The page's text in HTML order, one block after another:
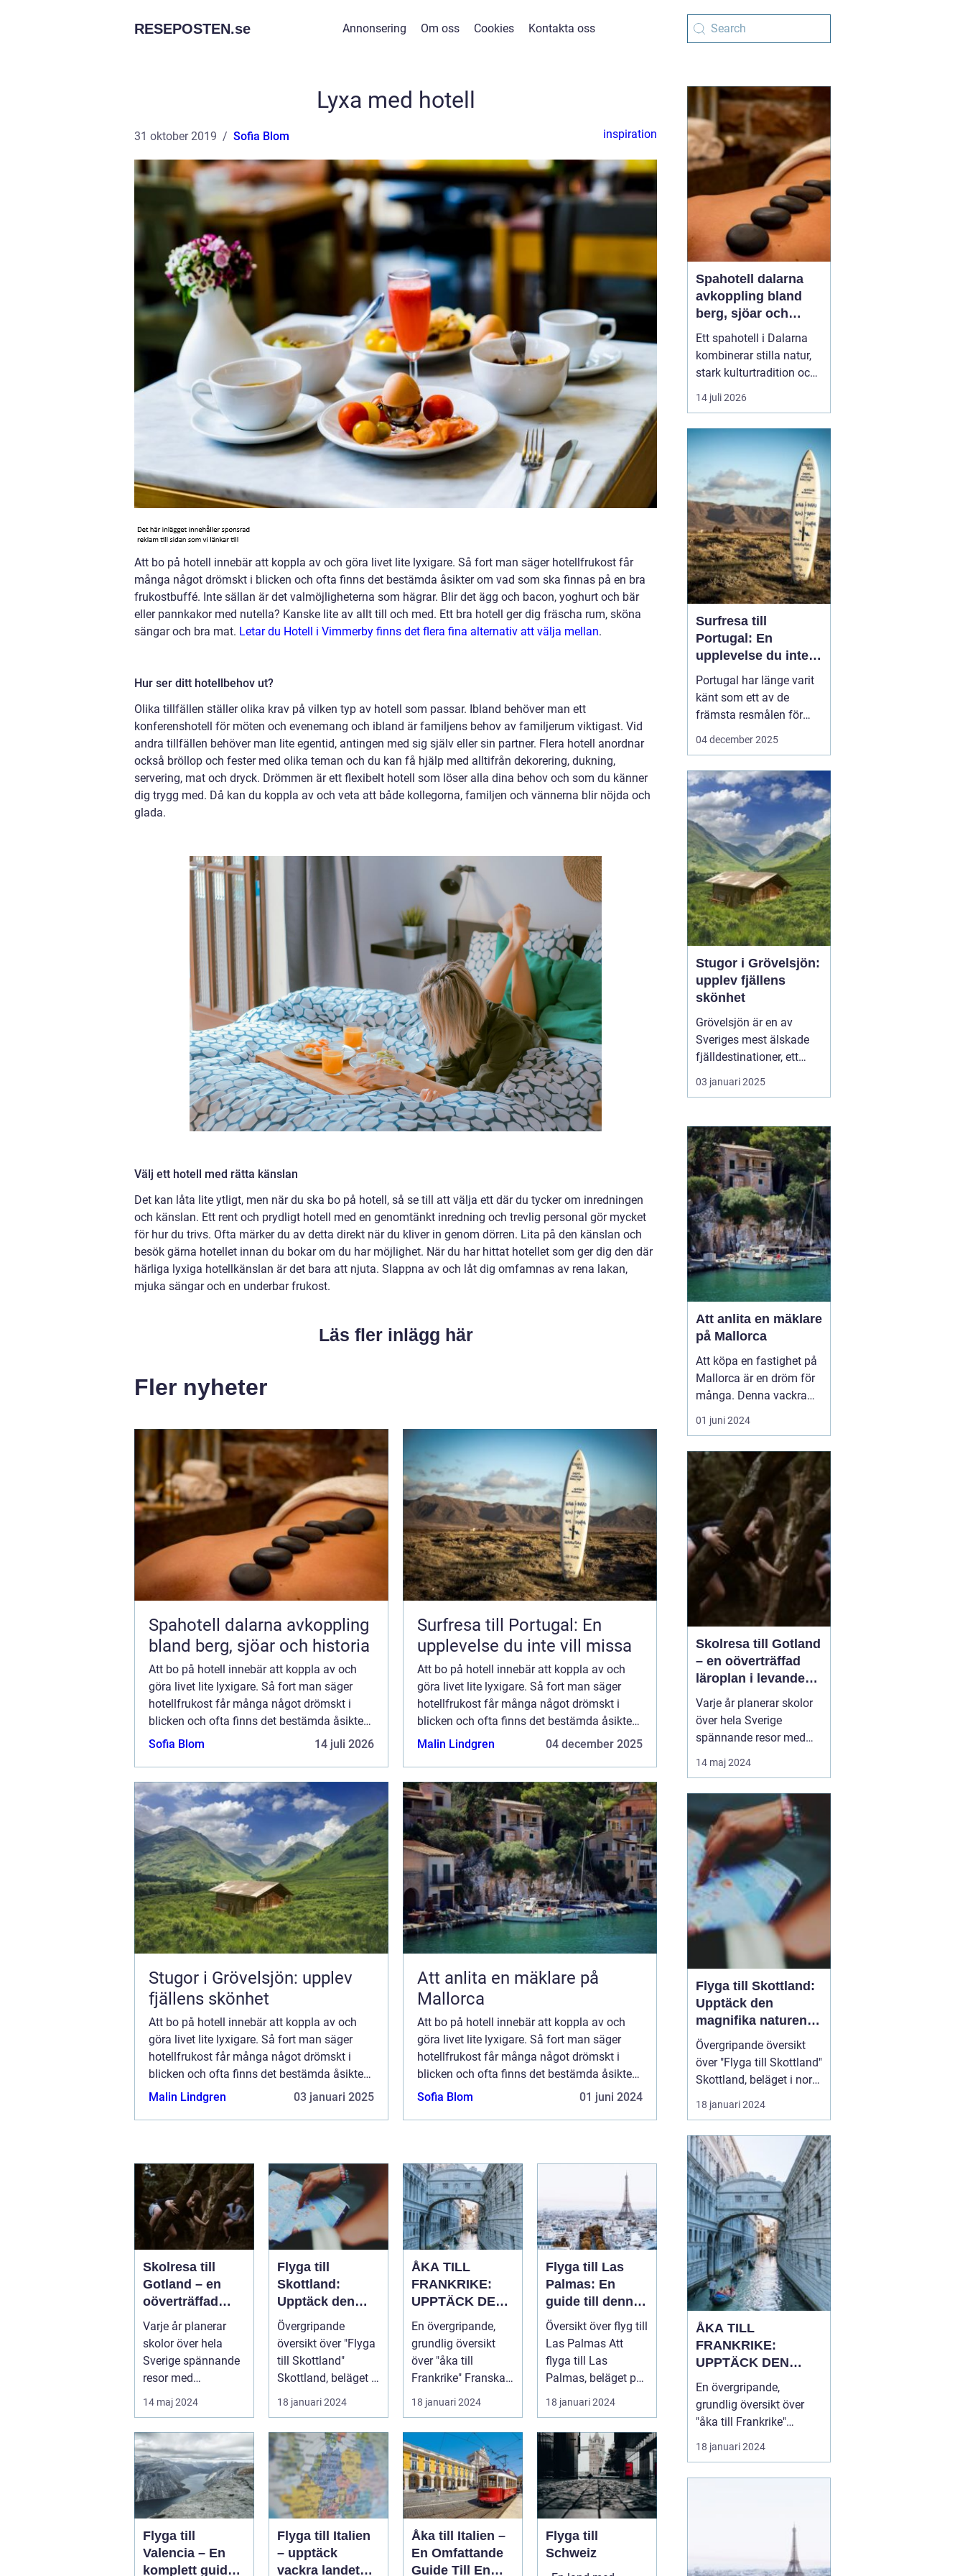
RESEPOSTEN.se Annonsering Om oss Cookies Kontakta oss
Lyxa med hotell
31 oktober 2019 Sofia Blom inspiration
Att bo på hotell innebär att koppla av och göra livet lite lyxigare. Så fort man säger hotellfrukost får
många något drömskt i blicken och ofta finns det bestämda åsikter om vad som ska finnas på en bra
frukostbuffé. Inte sällan är det valmöjligheterna som hägrar. Blir det ägg och bacon, yoghurt och bär
eller pannkakor med nutella? Kanske lite av allt till och med. Ett bra hotell ger dig fräscha rum, sköna
sängar och bra mat. Letar du Hotell i Vimmerby finns det flera fina alternativ att välja mellan.
Hur ser ditt hotellbehov ut?
Olika tillfällen ställer olika krav på vilken typ av hotell som passar. Ibland behöver man ett
konferenshotell för möten och evenemang och ibland är familjens behov av familjerum viktigast. Vid
andra tillfällen behöver man lite egentid, antingen med sig själv eller sin partner. Flera hotell anordnar
också bröllop och fester med olika teman och du kan få hjälp med alltifrån dekorering, dukning,
servering, mat och dryck. Drömmen är ett flexibelt hotell som löser alla dina behov och som du känner
dig trygg med. Då kan du koppla av och veta att både kollegorna, familjen och vännerna blir nöjda och
glada.
Välj ett hotell med rätta känslan
Det kan låta lite ytligt, men när du ska bo på hotell, så se till att välja ett där du tycker om inredningen
och känslan. Ett rent och prydligt hotell med en genomtänkt inredning och trevlig personal gör mycket
för hur du trivs. Ofta märker du av detta direkt när du kliver in genom dörren. Lita på den känslan och
besök gärna hotellet innan du bokar om du har möjlighet. När du har hittat hotellet som ger dig den där
härliga lyxiga hotellkänslan är det bara att njuta. Slappna av och låt dig omfamnas av rena lakan,
mjuka sängar och en underbar frukost.
Läs fler inlägg här
Fler nyheter
Spahotell dalarna avkoppling
bland berg, sjöar och historia
Att bo på hotell innebär att koppla av och
göra livet lite lyxigare. Så fort man säger
hotellfrukost får många något drömskt i
blicken och ofta finns det bestämda åsikter
om vad som ska fin...
Sofia Blom 14 juli 2026
Surfresa till Portugal: En
upplevelse du inte vill missa
Att bo på hotell innebär att koppla av och
göra livet lite lyxigare. Så fort man säger
hotellfrukost får många något drömskt i
blicken och ofta finns det bestämda åsikter
om vad som ska fin...
Malin Lindgren 04 december 2025
Stugor i Grövelsjön: upplev
fjällens skönhet
Att bo på hotell innebär att koppla av och
göra livet lite lyxigare. Så fort man säger
hotellfrukost får många något drömskt i
blicken och ofta finns det bestämda åsikter
om vad som ska fin...
Malin Lindgren 03 januari 2025
Att anlita en mäklare på
Mallorca
Att bo på hotell innebär att koppla av och
göra livet lite lyxigare. Så fort man säger
hotellfrukost får många något drömskt i
blicken och ofta finns det bestämda åsikter
om vad som ska fin...
Sofia Blom 01 juni 2024
Skolresa till
Gotland – en
oöverträffad
läroplan i
levande historia
Varje år planerar
skolor över hela
Sverige spännande
resor med
pedagogiska inslag,
14 maj 2024
Flyga till
Skottland:
Upptäck den
magnifika
naturen och rika
historien
Övergripande
översikt över "Flyga
till Skottland"
Skottland, beläget i
norra delen av
Storbritannie...
18 januari 2024
ÅKA TILL
FRANKRIKE:
UPPTÄCK DEN
MÅNGFALDIGA
SKÖNHETEN
En övergripande,
grundlig översikt
över "åka till
Frankrike" Franska
republiken, känt
som Frankrike...
18 januari 2024
Flyga till Las
Palmas: En
guide till denna
populära
destination
Översikt över flyg till
Las Palmas Att
flyga till Las
Palmas, beläget på
Gran Canaria i
Spanien, er...
18 januari 2024
Flyga till
Valencia – En
komplett guide
Flyga till Italien
– upptäck
vackra landet
Åka till Italien –
En Omfattande
Guide Till En
Flyga till
Schweiz
Spahotell dalarna
avkoppling bland
berg, sjöar och
historia
Ett spahotell i Dalarna
kombinerar stilla natur,
stark kulturtradition och
omtänksam service.
Många som reser hit
varmt bad. De vill andas
ut, sova gott, äta
vällagad mat och
samtidigt känna en
tydlig känsla av plats
doften av ...
14 juli 2026
Surfresa till
Portugal: En
upplevelse du inte
vill missa
Portugal har länge varit
känt som ett av de
främsta resmålen för
surfentusiaster. Landets
klimat och en
avslappnad atmosfär,
vilket gör det till en
idealisk ...
04 december 2025
Stugor i Grövelsjön:
upplev fjällens
skönhet
Grövelsjön är en av
Sveriges mest älskade
fjälldestinationer, ett
område som lockar
besökare året runt tack
skönhet och sitt breda
utbud av
friluftsaktiviteter. Med
sin rogivande och s...
03 januari 2025
Att anlita en mäklare
på Mallorca
Att köpa en fastighet på
Mallorca är en dröm för
många. Denna vackra
medelhavsö erbjuder ett
fantastiskt klimat,
och en rik kultur. För att
navigera den lokala
fastighetsmarknaden p...
01 juni 2024
Skolresa till Gotland
– en oöverträffad
läroplan i levande
historia
Varje år planerar skolor
över hela Sverige
spännande resor med
pedagogiska inslag, där
målet är att berika
utanför klassrummets
fyra väggar. Gotland står
ut som en av de mest
attr...
14 maj 2024
Flyga till Skottland:
Upptäck den
magnifika naturen
och rika historien
Övergripande översikt
över "Flyga till Skottland"
Skottland, beläget i norra
delen av Storbritannien,
har länge fascinerat
spektakulära natur,
historiska sevärdheter
och unika kultur. Att
flyga till Skottland är ett
populärt val fö...
18 januari 2024
ÅKA TILL
FRANKRIKE:
UPPTÄCK DEN
MÅNGFALDIGA
SKÖNHETEN
En övergripande,
grundlig översikt över
"åka till Frankrike"
Franska republiken, känt
som Frankrike, lockar
turistdestinationerna i
världen har Frankrike en
18 januari 2024